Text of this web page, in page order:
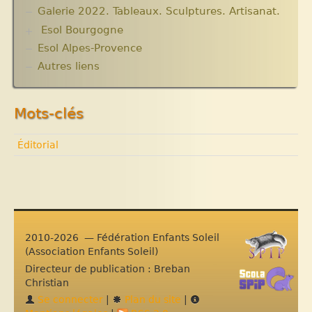
Lutter contre l’extrême pauvreté. Victimes et
acteurs.10 articles.
Solidarité internationale. Autour d’Haïti.
Cité Soleil.
Histoire d’Haïti. Histoire et Vaudou.
Galerie 2022. Tableaux. Sculptures. Artisanat.
Esol Bourgogne
ACTUALITES
Archives
Esol Alpes-Provence
Autres liens
Mots-clés
Éditorial
2010-2026 — Fédération Enfants Soleil
(Association Enfants Soleil)
Directeur de publication : Breban
Christian
Se connecter
Plan du site